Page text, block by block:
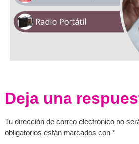
Deja una
Tu dirección de correo electrónico no
obligatorios están marcados con *